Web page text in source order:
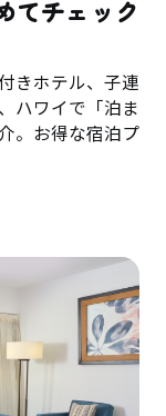
てチェック
きホテル、子連
ハワイで「泊ま
。お得な宿泊プ